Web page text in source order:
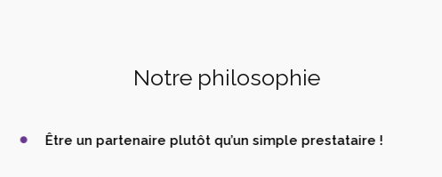
Notre philosophie
Être un partenaire plutôt qu’un simple prestataire !